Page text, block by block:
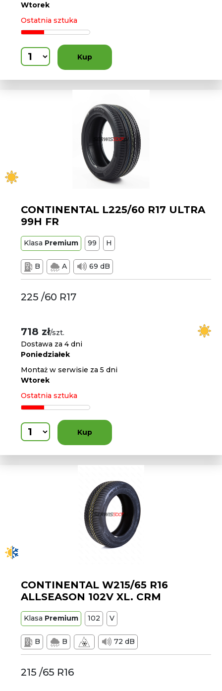
Wtorek
Ostatnia sztuka
Kup
CONTINENTAL L225/60 R17 ULTRA
99H FR
Klasa Premium 99 H
B A 69 dB
225 /60 R17
718 zł/szt.
Dostawa za 4 dni
Poniedziałek
Montaż w serwisie za 5 dni
Wtorek
Ostatnia sztuka
Kup
CONTINENTAL W215/65 R16
ALLSEASON 102V XL. CRM
Klasa Premium 102 V
B B 72 dB
215 /65 R16